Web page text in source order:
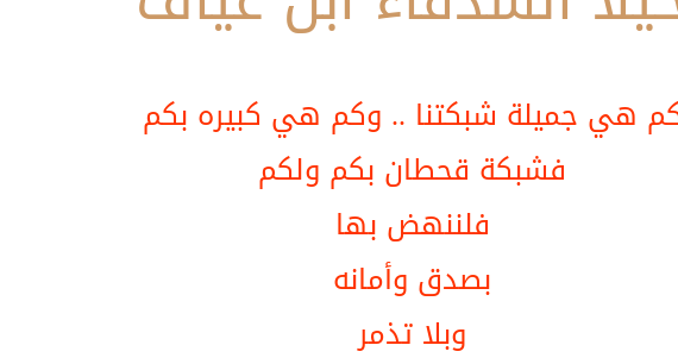
هي جميلة شبكتنا .. وكم هي كبيره بكم
فشبكة قحطان بكم ولكم
فلننهض بها
بصدق وأمانه
وبلا تذمر